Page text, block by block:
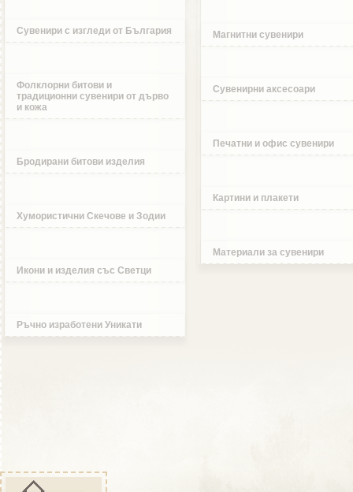
Сувенири с изгледи от България
Фолклорни битови и
традиционни сувенири от дърво
и кожа
Бродирани битови изделия
Хумористични Скечове и Зодии
Икони и изделия със Светци
Ръчно изработени Уникати
Магнитни сувенири
Сувенирни аксесоари
Печатни и офис сувенири
Картини и плакети
Материали за сувенири